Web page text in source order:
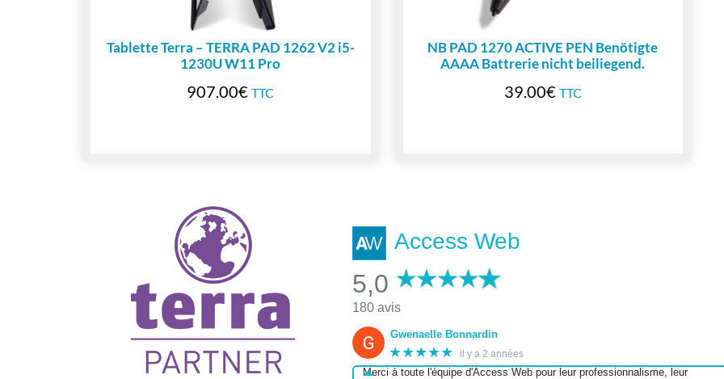
Tablette Terra – TERRA PAD 1262 V2 i5-
1230U W11 Pro
907.00€ TTC
NB PAD 1270 ACTIVE PEN Benötigte
AAAA Battrerie nicht beiliegend.
39.00€ TTC
Access Web
5,0
180 avis
Gwenaelle Bonnardin
★★★★★ il y a 2 années
Merci à toute l'équipe d'Access Web pour leur professionnalisme, leur